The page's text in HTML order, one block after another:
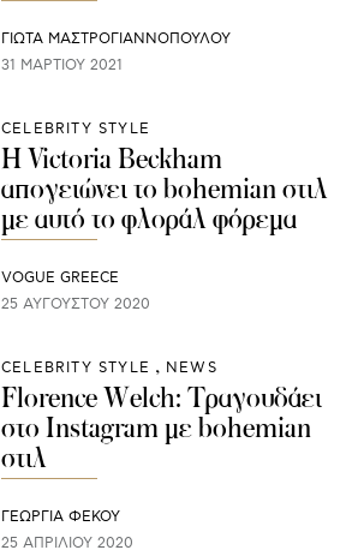
ΓΙΩΤΑ ΜΑΣΤΡΟΓΙΑΝΝΟΠΟΥΛΟΥ
31 ΜΑΡΤΊΟΥ 2021
CELEBRITY STYLE
Η Victoria Beckham
απογειώνει το bohemian στιλ
με αυτό το φλοράλ φόρεμα
VOGUE GREECE
25 ΑΥΓΟΎΣΤΟΥ 2020
CELEBRITY STYLE NEWS
Florence Welch: Τραγουδάει
στο Instagram με bohemian
στιλ
ΓΕΩΡΓΙΑ ΦΕΚΟΥ
25 ΑΠΡΙΛΊΟΥ 2020